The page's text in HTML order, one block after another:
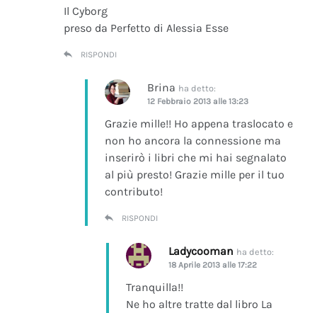
Il Cyborg
preso da Perfetto di Alessia Esse
RISPONDI
Brina ha detto:
12 Febbraio 2013 alle 13:23
Grazie mille!! Ho appena traslocato e
non ho ancora la connessione ma
inserirò i libri che mi hai segnalato
al più presto! Grazie mille per il tuo
contributo!
RISPONDI
Ladycooman ha detto:
18 Aprile 2013 alle 17:22
Tranquilla!!
Ne ho altre tratte dal libro La